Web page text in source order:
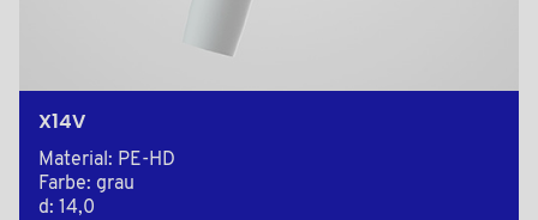
X14V
Material: PE-HD
Farbe: grau
d: 14,0